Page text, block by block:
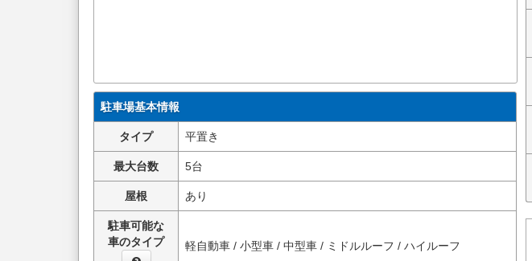
駐車場基本情報
タイプ 平置き
最大台数 5台
屋根 あり
駐車可能な
車のタイプ
軽自動車 / 小型車 / 中型車 / ミドルルーフ / ハイルーフ